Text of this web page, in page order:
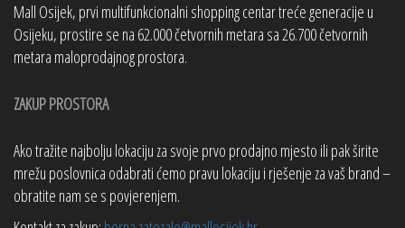
Mall Osijek, prvi multifunkcionalni shopping centar treće generacije u
Osijeku, prostire se na 62.000 četvornih metara sa 26.700 četvornih
metara maloprodajnog prostora.
ZAKUP PROSTORA
Ako tražite najbolju lokaciju za svoje prvo prodajno mjesto ili pak širite
mrežu poslovnica odabrati ćemo pravu lokaciju i rješenje za vaš brand –
obratite nam se s povjerenjem.